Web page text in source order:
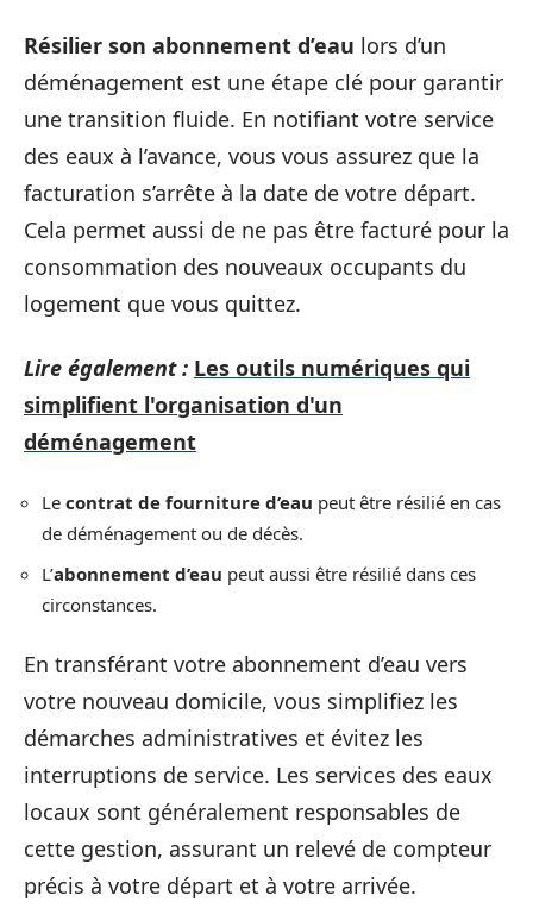
Résilier son abonnement d’eau lors d’un
déménagement est une étape clé pour garantir
une transition fluide. En notifiant votre service
des eaux à l’avance, vous vous assurez que la
facturation s’arrête à la date de votre départ.
Cela permet aussi de ne pas être facturé pour la
consommation des nouveaux occupants du
logement que vous quittez.
Lire également : Les outils numériques qui
simplifient l'organisation d'un
déménagement
Le contrat de fourniture d’eau peut être résilié en cas
de déménagement ou de décès.
L’abonnement d’eau peut aussi être résilié dans ces
circonstances.
En transférant votre abonnement d’eau vers
votre nouveau domicile, vous simplifiez les
démarches administratives et évitez les
interruptions de service. Les services des eaux
locaux sont généralement responsables de
cette gestion, assurant un relevé de compteur
précis à votre départ et à votre arrivée.